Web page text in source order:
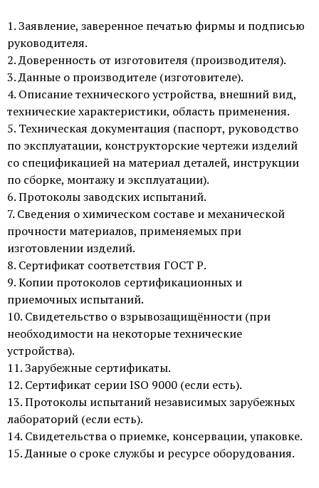
1. Заявление, заверенное печатью фирмы и подписью
руководителя.
2. Доверенность от изготовителя (производителя).
3. Данные о производителе (изготовителе).
4. Описание технического устройства, внешний вид,
технические характеристики, область применения.
5. Техническая документация (паспорт, руководство
по эксплуатации, конструкторские чертежи изделий
со спецификацией на материал деталей, инструкции
по сборке, монтажу и эксплуатации).
6. Протоколы заводских испытаний.
7. Сведения о химическом составе и механической
прочности материалов, применяемых при
изготовлении изделий.
8. Сертификат соответствия ГОСТ Р.
9. Копии протоколов сертификационных и
приемочных испытаний.
10. Свидетельство о взрывозащищённости (при
необходимости на некоторые технические
устройства).
11. Зарубежные сертификаты.
12. Сертификат серии ISO 9000 (если есть).
13. Протоколы испытаний независимых зарубежных
лабораторий (если есть).
14. Свидетельства о приемке, консервации, упаковке.
15. Данные о сроке службы и ресурсе оборудования.